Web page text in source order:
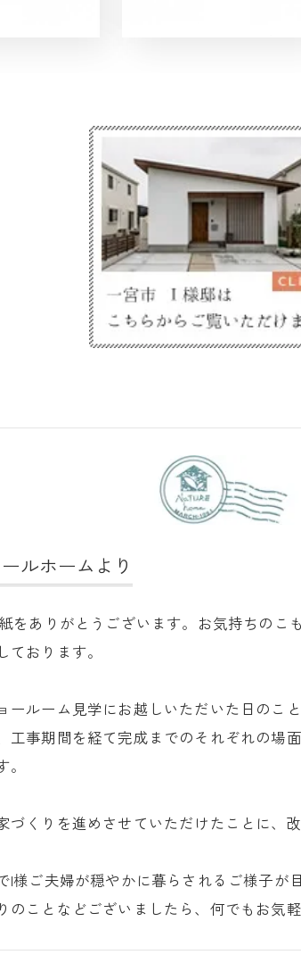
ルホームより
をありがとうございます。お気持ちのこ
ております。
ールーム見学にお越しいただいた日のこ
工事期間を経て完成までのそれぞれの場
づくりを進めさせていただけたことに、
I様ご夫婦が穏やかに暮らされるご様子が
のことなどございましたら、何でもお気